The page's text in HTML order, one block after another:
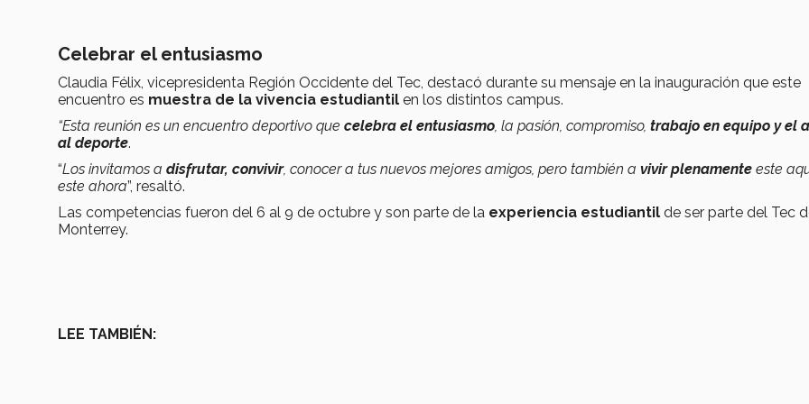
Celebrar el entusiasmo
Claudia Félix, vicepresidenta Región Occidente del Tec, destacó durante su mensaje en la inauguración que este
encuentro es muestra de la vivencia estudiantil en los distintos campus.
“Esta reunión es un encuentro deportivo que celebra el entusiasmo, la pasión, compromiso, trabajo en equipo y el
al deporte.
“Los invitamos a disfrutar, convivir, conocer a tus nuevos mejores amigos, pero también a vivir plenamente este
este ahora”, resaltó.
Las competencias fueron del 6 al 9 de octubre y son parte de la experiencia estudiantil de ser parte del Tec
Monterrey.
LEE TAMBIÉN: